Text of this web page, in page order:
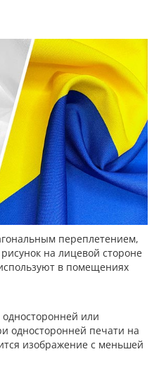
переплетением,
на лицевой стороне
в помещениях
или
односторонней печати на
изображение с меньшей